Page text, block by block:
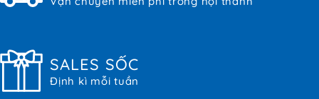
SALES SỐC
Định kì mỗi tuần